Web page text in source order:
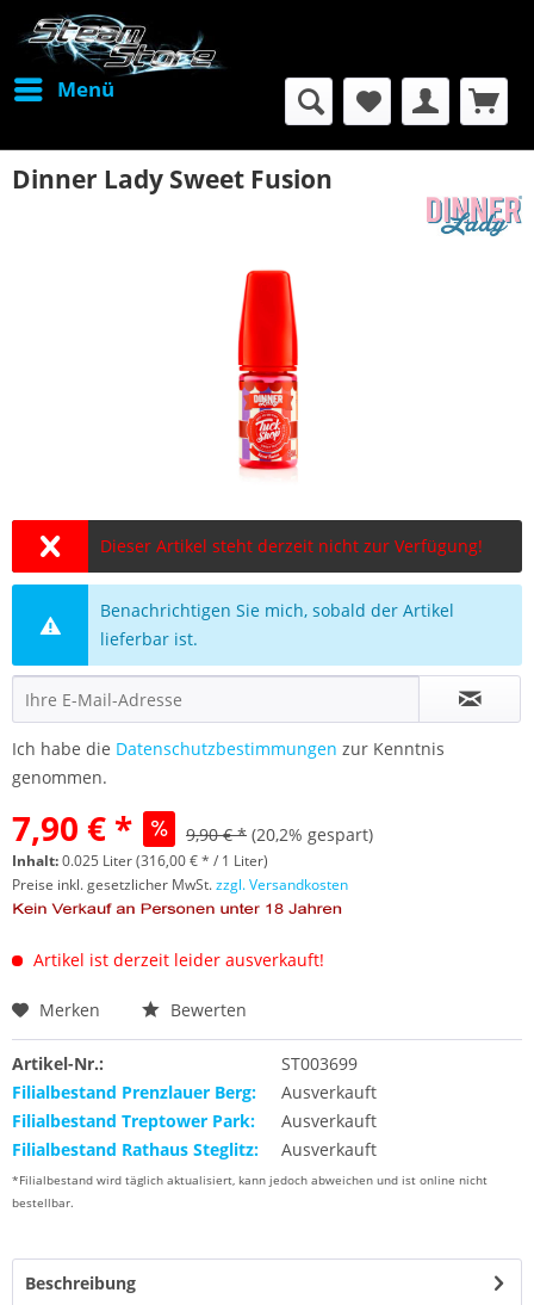
Menü
Dinner Lady Sweet Fusion
Dieser Artikel steht derzeit nicht zur Verfügung!
Benachrichtigen Sie mich, sobald der Artikel
lieferbar ist.
Ich habe die Datenschutzbestimmungen zur Kenntnis
genommen.
7,90 € * 9,90 € * (20,2% gespart)
Inhalt:0.025 Liter (316,00 € * / 1 Liter)
Preise inkl. gesetzlicher MwSt.zzgl. Versandkosten
Artikel ist derzeit leider ausverkauft!
Merken Bewerten
Artikel-Nr.:
ST003699
Filialbestand Prenzlauer Berg:
Ausverkauft
Filialbestand Treptower Park:
Ausverkauft
Filialbestand Rathaus Steglitz:
Ausverkauft
*Filialbestand wird täglich aktualisiert, kann jedoch abweichen und ist online nicht
bestellbar.
Beschreibung